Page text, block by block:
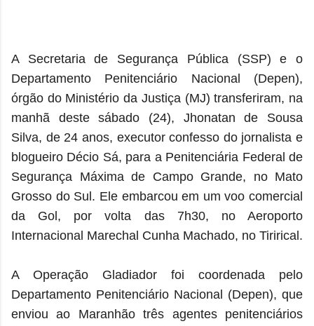
A Secretaria de Segurança Pública (SSP) e o
Departamento Penitenciário Nacional (Depen),
órgão do Ministério da Justiça (MJ) transferiram, na
manhã deste sábado (24), Jhonatan de Sousa
Silva, de 24 anos, executor confesso do jornalista e
blogueiro Décio Sá, para a Penitenciária Federal de
Segurança Máxima de Campo Grande, no Mato
Grosso do Sul. Ele embarcou em um voo comercial
da Gol, por volta das 7h30, no Aeroporto
Internacional Marechal Cunha Machado, no Tirirical.
A Operação Gladiador foi coordenada pelo
Departamento Penitenciário Nacional (Depen), que
enviou ao Maranhão três agentes penitenciários